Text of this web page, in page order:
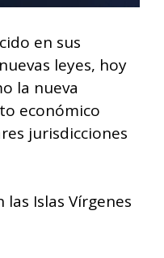
en sus
leyes, hoy
la nueva
económico
jurisdicciones
las Islas Vírgenes